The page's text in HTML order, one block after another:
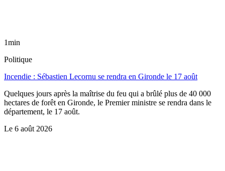
1min
Politique
Incendie : Sébastien Lecornu se rendra en Gironde le 17 août
Quelques jours après la maîtrise du feu qui a brûlé plus de 40 000
hectares de forêt en Gironde, le Premier ministre se rendra dans le
département, le 17 août.
Le 6 août 2026